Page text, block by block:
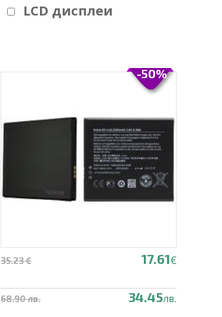
LCD дисплеи
35.23 € 17.61€
68.90 лв. 34.45лв.
-50%